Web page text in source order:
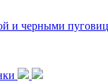
и черными